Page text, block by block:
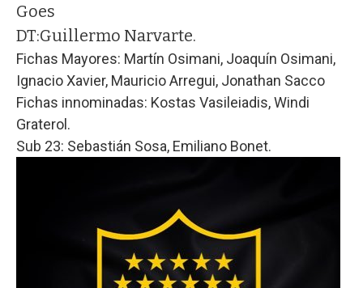
Goes
DT:Guillermo Narvarte.
Fichas Mayores: Martín Osimani, Joaquín Osimani,
Ignacio Xavier, Mauricio Arregui, Jonathan Sacco
Fichas innominadas: Kostas Vasileiadis, Windi
Graterol.
Sub 23: Sebastián Sosa, Emiliano Bonet.